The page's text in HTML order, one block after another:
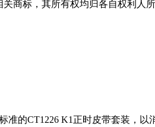
商标，其所有权均归各自权利人所
的CT1226 K1正时皮带套装，